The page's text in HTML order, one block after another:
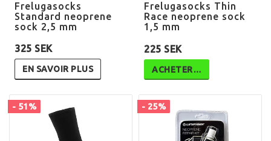
Frelugasocks
Standard neoprene
sock 2,5 mm
325 SEK
EN SAVOIR PLUS
Frelugasocks Thin
Race neoprene sock
1,5 mm
225 SEK
ACHETER…
- 51% - 25%